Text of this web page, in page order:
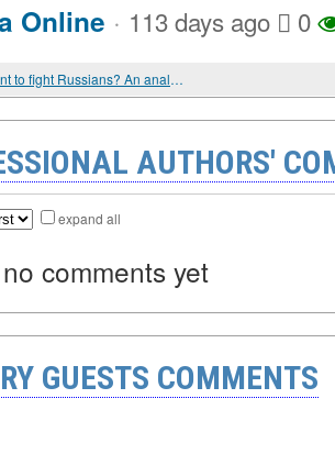
Online · 113 days ago 0
Why don't Poles want to fight Russians? An analysis of fears and realities
AUTHORS'
expand all
comments yet
GUESTS COMMENTS